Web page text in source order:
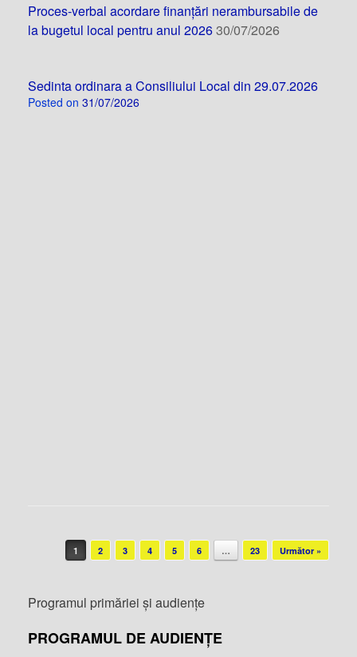
Proces-verbal acordare finanțări nerambursabile de
la bugetul local pentru anul 202630/07/2026
Sedinta ordinara a Consiliului Local din 29.07.2026
Posted on 31/07/2026
Post navigation
1 2 3 4 5 6 … 23 Următor »
Programul primăriei și audiențe
PROGRAMUL DE AUDIENȚE